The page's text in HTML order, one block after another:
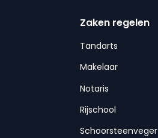
Zaken regelen
Tandarts
Makelaar
Notaris
Rijschool
Schoorsteenveger